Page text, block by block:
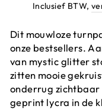
Inclusief BTW,
Dit mouwloze
onze bestsellers.
van mystic glitter
zitten mooie
onderrug zichtbaar
geprint lycra in de